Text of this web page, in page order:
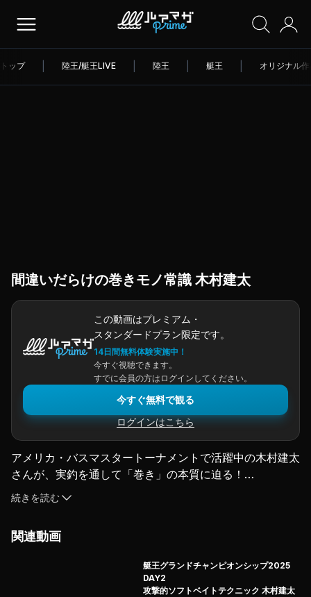
トップ 陸王/艇王LIVE 陸王 艇王 オリジナル
間違いだらけの巻きモノ常識 木村建太
この動画はプレミアム・
スタンダードプラン限定です。
14日間無料体験実施中！
今すぐ視聴できます。
すでに会員の方はログインしてください。
今すぐ無料で観る
ログインはこちら
アメリカ・バスマスタートーナメントで活躍中の木村建太
さんが、実釣を通して「巻き」の本質に迫る！
「ちゃんと巻くからこそ釣れる魚がいる」。その真意と
は!?
キムケンが今、日本の「巻き」に物申す！
続きを読む
関連動画
艇王グランドチャンピオンシップ2025
DAY2
攻撃的ソフトベイトテクニック 木村建太